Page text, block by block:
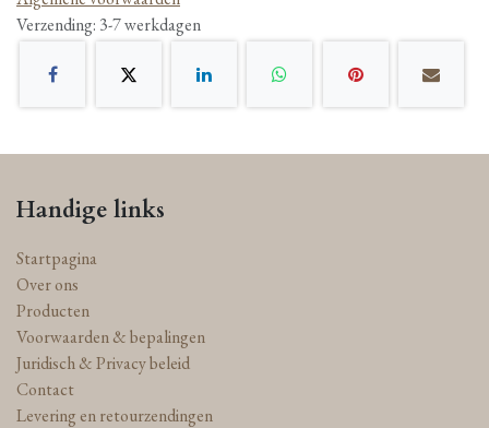
Verzending: 3-7 werkdagen
Handige links
Startpagina
Over ons
Producten
Voorwaarden & bepalingen
Juridisch & Privacy beleid
Contact
Levering en retourzendingen